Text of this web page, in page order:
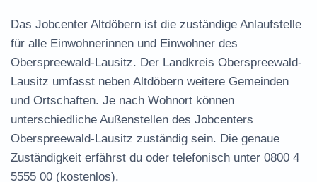
Das Jobcenter Altdöbern ist die zuständige Anlaufstelle
für alle Einwohnerinnen und Einwohner des
Oberspreewald-Lausitz. Der Landkreis Oberspreewald-
Lausitz umfasst neben Altdöbern weitere Gemeinden
und Ortschaften. Je nach Wohnort können
unterschiedliche Außenstellen des Jobcenters
Oberspreewald-Lausitz zuständig sein. Die genaue
Zuständigkeit erfährst du oder telefonisch unter 0800 4
5555 00 (kostenlos).